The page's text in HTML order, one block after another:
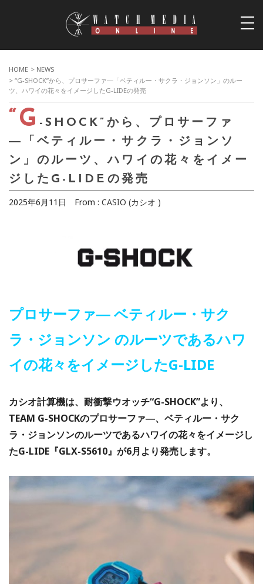
HOME > NEWS
> “G-SHOCK”から、プロサーファ―「ベティルー・サクラ・ジョンソン」のルー
ツ、ハワイの花々をイメージしたG-LIDEの発売
“G -SHOCK”から、プロサーファ
―「ベティルー・サクラ・ジョンソ
ン」のルーツ、ハワイの花々をイメー
ジしたG-LIDEの発売
2025年6月11日 From : CASIO (カシオ )
プロサーファ― ベティルー・サク
ラ・ジョンソン のルーツであるハワ
イの花々をイメージしたG-LIDE
カシオ計算機は、耐衝撃ウオッチ“G-SHOCK”より、
TEAM G-SHOCKのプロサーファ―、ベティルー・サク
ラ・ジョンソンのルーツであるハワイの花々をイメージし
たG-LIDE『GLX-S5610』が6月より発売します。